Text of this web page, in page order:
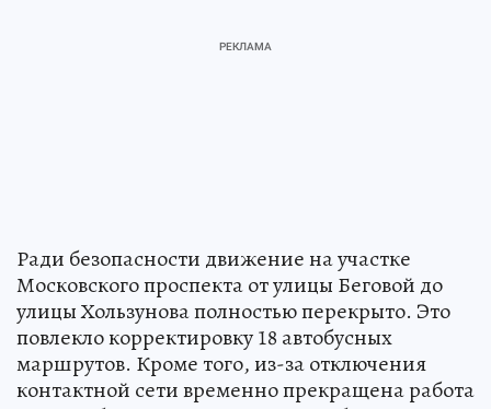
Ради безопасности движение на участке
Московского проспекта от улицы Беговой до
улицы Хользунова полностью перекрыто. Это
повлекло корректировку 18 автобусных
маршрутов. Кроме того, из-за отключения
контактной сети временно прекращена работа